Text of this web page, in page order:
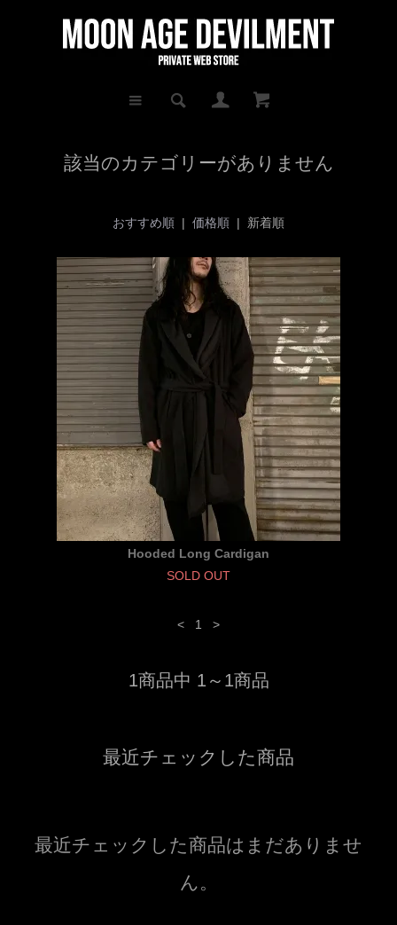
該当のカテゴリーがありません
おすすめ順 | 価格順 | 新着順
Hooded Long Cardigan
SOLD OUT
< 1 >
1商品中 1～1商品
最近チェックした商品
最近チェックした商品はまだありませ
ん。